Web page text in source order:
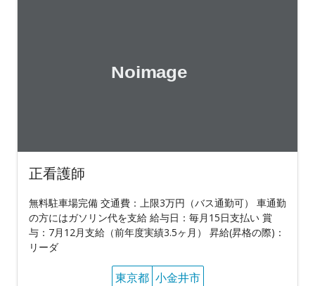
正看護師
無料駐車場完備 交通費：上限3万円（バス通勤可） 車通勤
の方にはガソリン代を支給 給与日：毎月15日支払い 賞
与：7月12月支給（前年度実績3.5ヶ月） 昇給(昇格の際)：
リーダ
東京都 小金井市